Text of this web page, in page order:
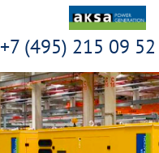
+7 (495) 215 09 52